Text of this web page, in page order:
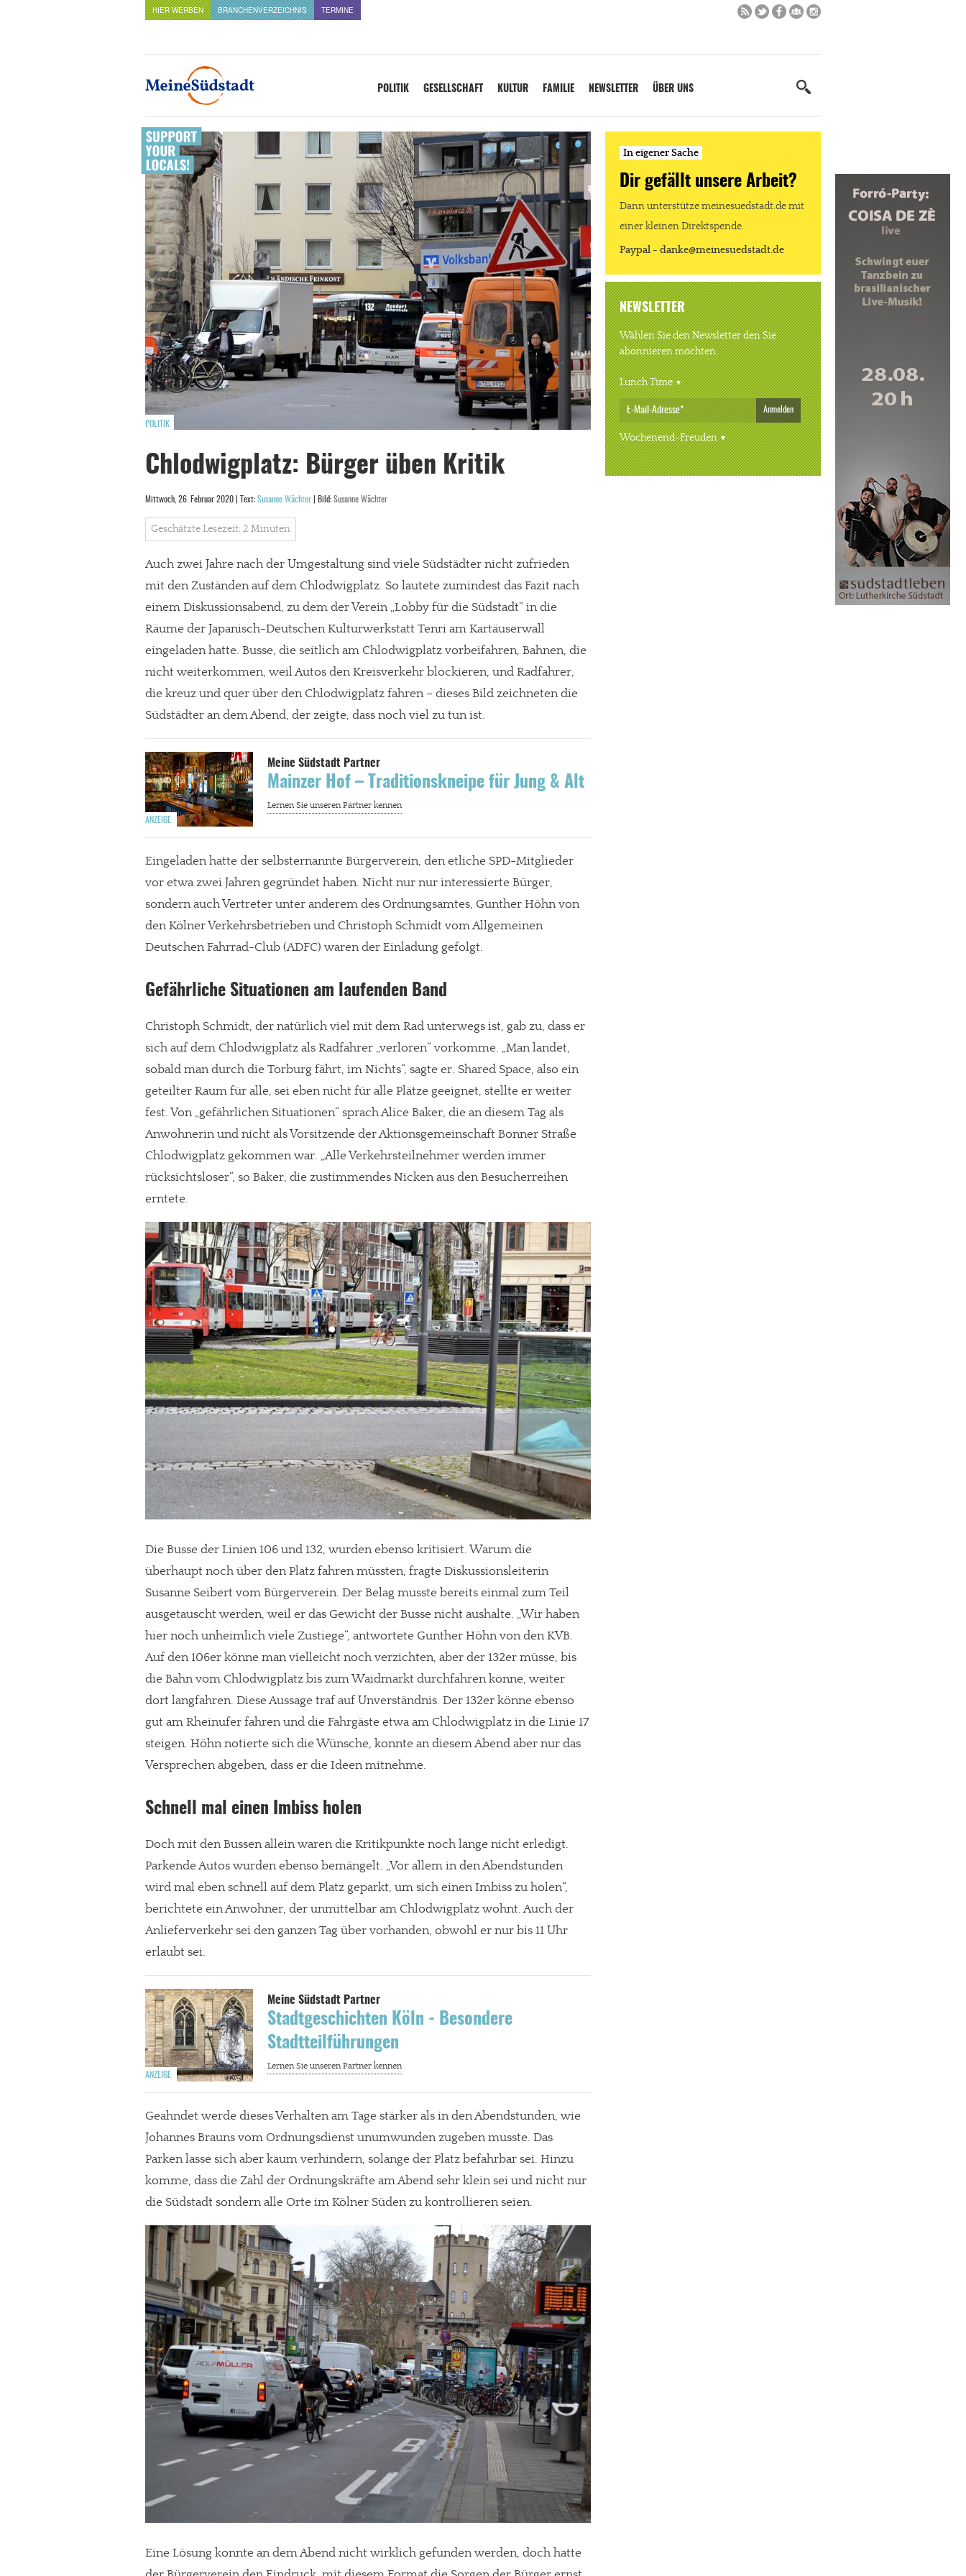
In eigener Sache
Dir gefällt unsere Arbeit?
meinesuedstadt.de finanziert sich durch Partnerprofile und Werbung. Beide Einnahmequellen sind in den letzten Monaten stark zurückgegangen.
Solltest Du unsere unabhängige Berichterstattung schätzen, kannst Du uns mit einer kleinen Spende unterstützen.
Paypal - danke@meinesuedstadt.de
JETZT SPENDEN Schon erledigt!
HIER WERBEN BRANCHENVERZEICHNIS TERMINE
POLITIK GESELLSCHAFT KULTUR FAMILIE NEWSLETTER ÜBER UNS
POLITIK
Chlodwigplatz: Bürger üben Kritik
Mittwoch, 26. Februar 2020 | Text: Susanne Wächter | Bild: Susanne Wächter
Geschätzte Lesezeit: 2 Minuten
Auch zwei Jahre nach der Umgestaltung sind viele Südstädter nicht zufrieden
mit den Zuständen auf dem Chlodwigplatz. So lautete zumindest das Fazit nach
einem Diskussionsabend, zu dem der Verein „Lobby für die Südstadt“ in die
Räume der Japanisch-Deutschen Kulturwerkstatt Tenri am Kartäuserwall
eingeladen hatte. Busse, die seitlich am Chlodwigplatz vorbeifahren, Bahnen, die
nicht weiterkommen, weil Autos den Kreisverkehr blockieren, und Radfahrer,
die kreuz und quer über den Chlodwigplatz fahren – dieses Bild zeichneten die
Südstädter an dem Abend, der zeigte, dass noch viel zu tun ist.
Mainzer Hof – Traditionskneipe für Jung & Alt
Eingeladen hatte der selbsternannte Bürgerverein, den etliche SPD-Mitglieder
vor etwa zwei Jahren gegründet haben. Nicht nur nur interessierte Bürger,
sondern auch Vertreter unter anderem des Ordnungsamtes, Gunther Höhn von
den Kölner Verkehrsbetrieben und Christoph Schmidt vom Allgemeinen
Deutschen Fahrrad-Club (ADFC) waren der Einladung gefolgt.
Gefährliche Situationen am laufenden Band
Christoph Schmidt, der natürlich viel mit dem Rad unterwegs ist, gab zu, dass er
sich auf dem Chlodwigplatz als Radfahrer „verloren“ vorkomme. „Man landet,
sobald man durch die Torburg fährt, im Nichts“, sagte er. Shared Space, also ein
geteilter Raum für alle, sei eben nicht für alle Plätze geeignet, stellte er weiter
fest. Von „gefährlichen Situationen“ sprach Alice Baker, die an diesem Tag als
Anwohnerin und nicht als Vorsitzende der Aktionsgemeinschaft Bonner Straße
Chlodwigplatz gekommen war. „Alle Verkehrsteilnehmer werden immer
rücksichtsloser“, so Baker, die zustimmendes Nicken aus den Besucherreihen
erntete.
Die Busse der Linien 106 und 132, wurden ebenso kritisiert. Warum die
überhaupt noch über den Platz fahren müssten, fragte Diskussionsleiterin
Susanne Seibert vom Bürgerverein. Der Belag musste bereits einmal zum Teil
ausgetauscht werden, weil er das Gewicht der Busse nicht aushalte. „Wir haben
hier noch unheimlich viele Zustiege“, antwortete Gunther Höhn von den KVB.
Auf den 106er könne man vielleicht noch verzichten, aber der 132er müsse, bis
die Bahn vom Chlodwigplatz bis zum Waidmarkt durchfahren könne, weiter
dort langfahren. Diese Aussage traf auf Unverständnis. Der 132er könne ebenso
gut am Rheinufer fahren und die Fahrgäste etwa am Chlodwigplatz in die Linie 17
steigen. Höhn notierte sich die Wünsche, konnte an diesem Abend aber nur das
Versprechen abgeben, dass er die Ideen mitnehme.
Schnell mal einen Imbiss holen
Doch mit den Bussen allein waren die Kritikpunkte noch lange nicht erledigt.
Parkende Autos wurden ebenso bemängelt. „Vor allem in den Abendstunden
wird mal eben schnell auf dem Platz geparkt, um sich einen Imbiss zu holen“,
berichtete ein Anwohner, der unmittelbar am Chlodwigplatz wohnt. Auch der
Anlieferverkehr sei den ganzen Tag über vorhanden, obwohl er nur bis 11 Uhr
erlaubt sei.
Stadtgeschichten Köln - Besondere
Stadtteilführungen
Geahndet werde dieses Verhalten am Tage stärker als in den Abendstunden, wie
Johannes Brauns vom Ordnungsdienst unumwunden zugeben musste. Das
Parken lasse sich aber kaum verhindern, solange der Platz befahrbar sei. Hinzu
komme, dass die Zahl der Ordnungskräfte am Abend sehr klein sei und nicht nur
die Südstadt sondern alle Orte im Kölner Süden zu kontrollieren seien.
Eine Lösung konnte an dem Abend nicht wirklich gefunden werden, doch hatte
In eigener Sache
Dir gefällt unsere Arbeit?
Dann unterstütze meinesuedstadt.de mit
einer kleinen Direktspende.
Paypal - danke@meinesuedstadt.de
NEWSLETTER
Wählen Sie den Newsletter den Sie
abonnieren möchten.
Lunch Time
Anmelden
Wochenend-Freuden